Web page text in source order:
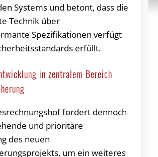
Systems und betont, dass die
Technik über
Spezifikationen verfügt
erfüllt.
in zentralem Bereich
fordert dennoch
und prioritäre
des neuen
um ein weiteres